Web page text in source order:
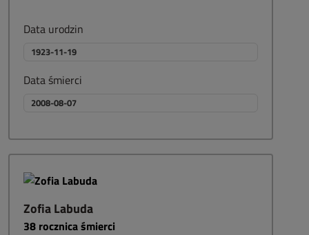
Data urodzin
1923-11-19
Data śmierci
2008-08-07
Zofia Labuda
38 rocznica śmierci